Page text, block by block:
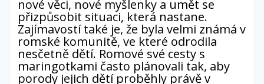
nové věci, nové myšlenky a umět se
přizpůsobit situaci, která nastane.
Zajímavostí také je, že byla velmi známá v
romské komunitě, ve které odrodila
nesčetně dětí. Romové své cesty s
maringotkami často plánovali tak, aby
porody jejich dětí proběhly právě v